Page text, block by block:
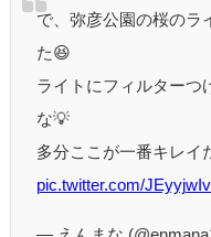
で、弥彦公園の桜のラ
た😆
ライトにフィルターつ
な💡
多分ここが一番キレイ
pic.twitter.com/